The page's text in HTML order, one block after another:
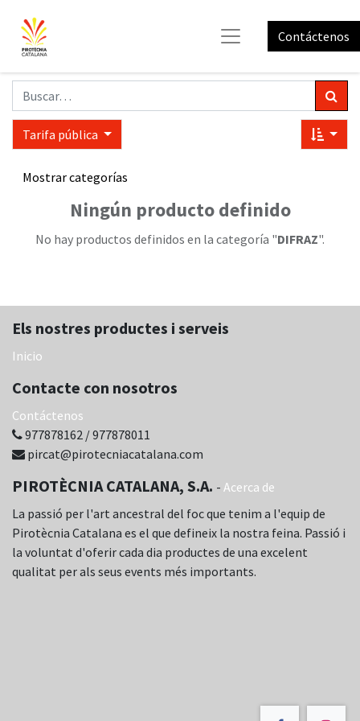
Contáctenos
Tarifa pública
Mostrar categorías
Ningún producto definido
No hay productos definidos en la categoría "DIFRAZ".
Els nostres productes i serveis
Inicio
Contacte con nosotros
Contáctenos
977878162 / 977878011
pircat@pirotecniacatalana.com
PIROTÈCNIA CATALANA, S.A. - Acerca de
La passió per l'art ancestral del foc que tenim a l'equip de
Pirotècnia Catalana es el que defineix la nostra feina. Passió i
la voluntat d'oferir cada dia productes de una excelent
qualitat per als seus events més importants.